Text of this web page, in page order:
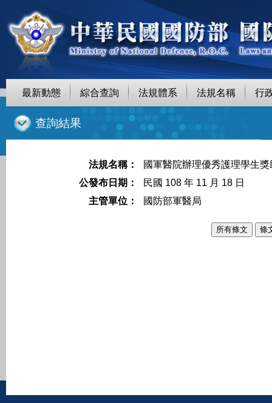
最新動態 綜合查詢 法規體系 法規名稱 行
查詢結果
法規名稱：
國軍醫院辦理優秀護理學生
公發布日期：
民國 108 年 11 月 18 日
主管單位：
國防部軍醫局